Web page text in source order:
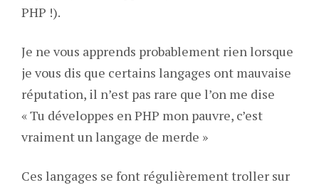
PHP !).
Je ne vous apprends probablement rien lorsque
je vous dis que certains langages ont mauvaise
réputation, il n’est pas rare que l’on me dise
« Tu développes en PHP mon pauvre, c’est
vraiment un langage de merde »
Ces langages se font régulièrement troller sur